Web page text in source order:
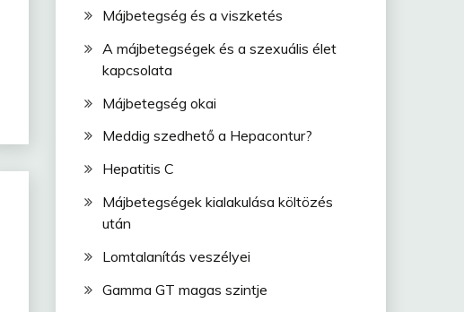
Májbetegség és a viszketés
A májbetegségek és a szexuális élet
kapcsolata
Májbetegség okai
Meddig szedhető a Hepacontur?
Hepatitis C
Májbetegségek kialakulása költözés
után
Lomtalanítás veszélyei
Gamma GT magas szintje